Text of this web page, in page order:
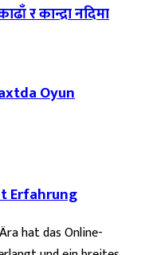
र कान्द्रा नदिमा
Oyun
Erfahrung
hat das Online-